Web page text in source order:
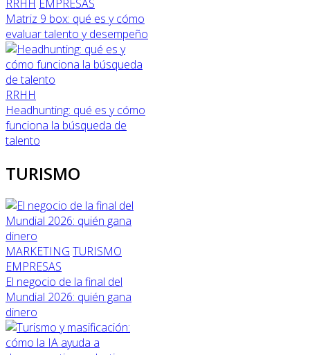
RRHH EMPRESAS
Matriz 9 box: qué es y cómo
evaluar talento y desempeño
RRHH
Headhunting: qué es y cómo
funciona la búsqueda de
talento
TURISMO
MARKETING TURISMO
EMPRESAS
El negocio de la final del
Mundial 2026: quién gana
dinero